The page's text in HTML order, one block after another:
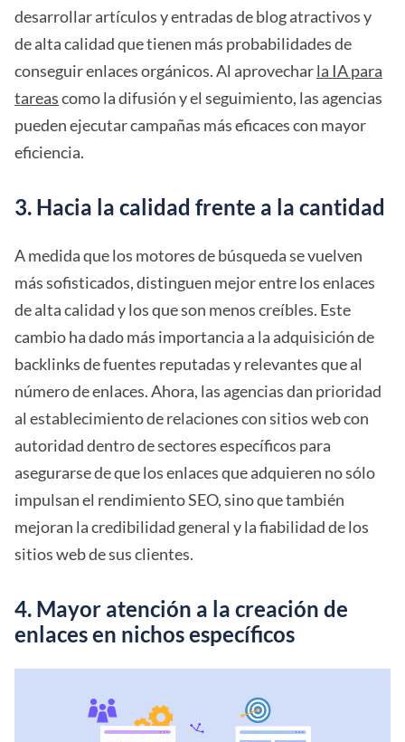
desarrollar artículos y entradas de blog atractivos y
de alta calidad que tienen más probabilidades de
conseguir enlaces orgánicos. Al aprovecharla IA para
tareascomo la difusión y el seguimiento, las agencias
pueden ejecutar campañas más eficaces con mayor
eficiencia.
3. Hacia la calidad frente a la cantidad
A medida que los motores de búsqueda se vuelven
más sofisticados, distinguen mejor entre los enlaces
de alta calidad y los que son menos creíbles. Este
cambio ha dado más importancia a la adquisición de
backlinks de fuentes reputadas y relevantes que al
número de enlaces. Ahora, las agencias dan prioridad
al establecimiento de relaciones con sitios web con
autoridad dentro de sectores específicos para
asegurarse de que los enlaces que adquieren no sólo
impulsan el rendimiento SEO, sino que también
mejoran la credibilidad general y la fiabilidad de los
sitios web de sus clientes.
4. Mayor atención a la creación de
enlaces en nichos específicos